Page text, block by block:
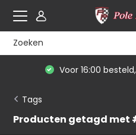
Voor 16:00
Tags
Producten getagd met